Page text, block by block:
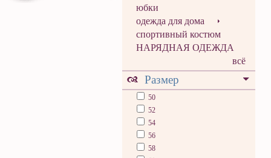
юбки
одежда для дома
спортивный костюм
НАРЯДНАЯ ОДЕЖДА
всё
Размер
50
52
54
56
58